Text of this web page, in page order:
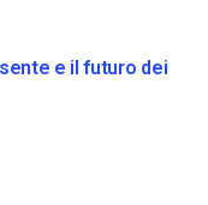
e il futuro dei